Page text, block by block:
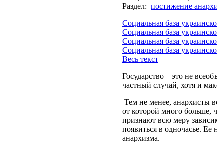
Раздел: постижение
Социальная база
Социальная база
Социальная база
Социальная база
Весь текст
Государство – это не
частный случай, хотя и
Тем не менее, анархисты
от которой много
признают всю меру
появиться в одночасье.
анархизма.